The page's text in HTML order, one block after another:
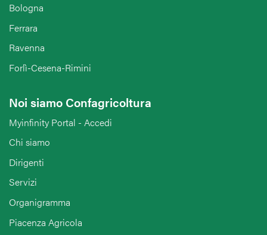
Bologna
Ferrara
Ravenna
Forlì-Cesena-Rimini
Noi siamo Confagricoltura
Myinfinity Portal - Accedi
Chi siamo
Dirigenti
Servizi
Organigramma
Piacenza Agricola